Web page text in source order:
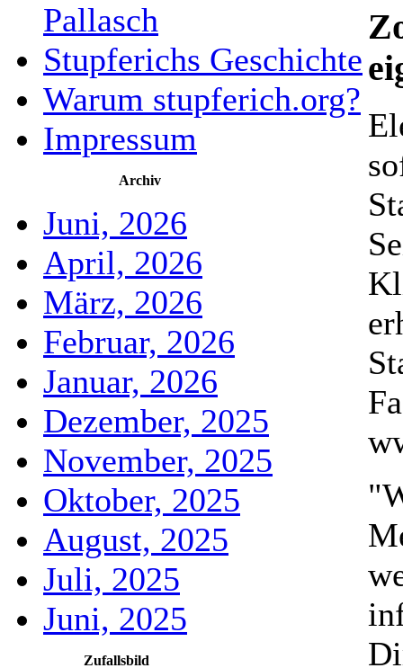
Pallasch
Stupferichs Geschichte
Warum stupferich.org?
Impressum
Archiv
Juni, 2026
April, 2026
März, 2026
Februar, 2026
Januar, 2026
Dezember, 2025
November, 2025
Oktober, 2025
August, 2025
Juli, 2025
Juni, 2025
Zufallsbild